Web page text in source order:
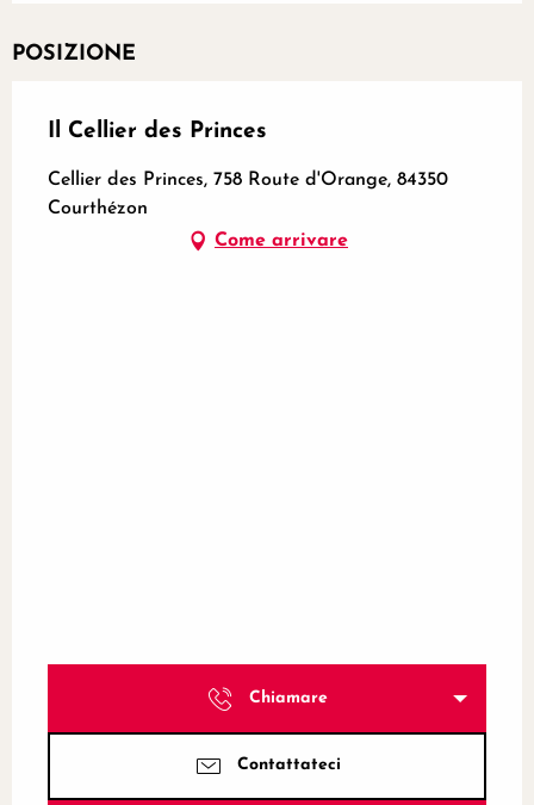
POSIZIONE
Il Cellier des Princes
Cellier des Princes, 758 Route d'Orange, 84350
Courthézon
Come arrivare
Chiamare
Contattateci